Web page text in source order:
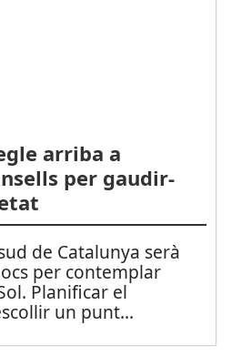
arriba a
per gaudir-
de Catalunya serà
per contemplar
Planificar el
un punt...